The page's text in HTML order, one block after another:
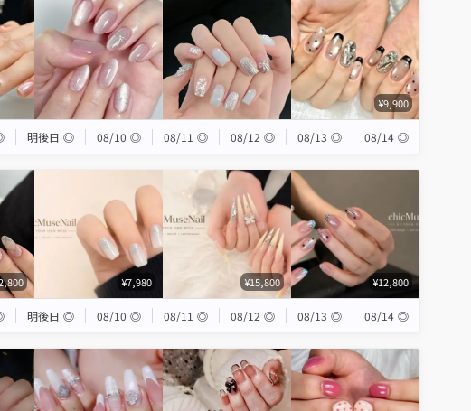
¥9,900
明後日 ◎ 08/10 ◎ 08/11 ◎ 08/12 ◎ 08/13 ◎ 08/14 ◎
¥7,980 ¥15,800 ¥12,800
明後日 ◎ 08/10 ◎ 08/11 ◎ 08/12 ◎ 08/13 ◎ 08/14 ◎